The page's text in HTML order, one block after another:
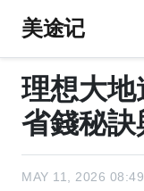
美途记
理想大地
省錢秘
MAY 11, 2026 08:49